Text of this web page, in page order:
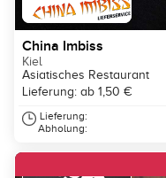
China Imbiss
Kiel
Asiatisches Restaurant
Lieferung: ab 1,50 €
Lieferung:
Abholung: